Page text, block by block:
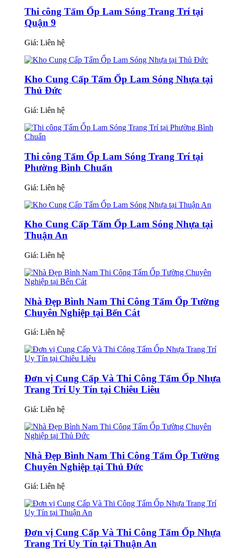
Thi công Tấm Ốp Lam Sóng Trang Trí tại
Quận 9
Giá: Liên hệ
Kho Cung Cấp Tấm Ốp Lam Sóng Nhựa tại
Thủ Đức
Giá: Liên hệ
Thi công Tấm Ốp Lam Sóng Trang Trí tại
Phường Bình Chuẩn
Giá: Liên hệ
Kho Cung Cấp Tấm Ốp Lam Sóng Nhựa tại
Thuận An
Giá: Liên hệ
Nhà Đẹp Bình Nam Thi Công Tấm Ốp Tường
Chuyên Nghiệp tại Bến Cát
Giá: Liên hệ
Đơn vị Cung Cấp Và Thi Công Tấm Ốp Nhựa
Trang Trí Uy Tín tại Chiêu Liêu
Giá: Liên hệ
Nhà Đẹp Bình Nam Thi Công Tấm Ốp Tường
Chuyên Nghiệp tại Thủ Đức
Giá: Liên hệ
Đơn vị Cung Cấp Và Thi Công Tấm Ốp Nhựa
Trang Trí Uy Tín tại Thuận An